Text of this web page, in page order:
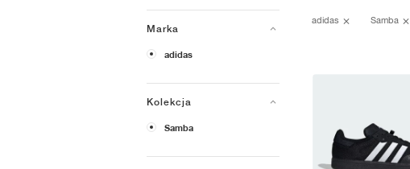
Marka
adidas
Kolekcja
Samba
adidas Samba